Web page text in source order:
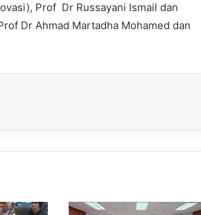
Prof Dr Russayani Ismail dan
Dr Ahmad Martadha Mohamed dan